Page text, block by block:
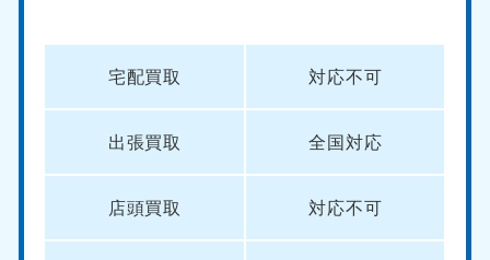
宅配買取 対応不可
出張買取 全国対応
店頭買取 対応不可